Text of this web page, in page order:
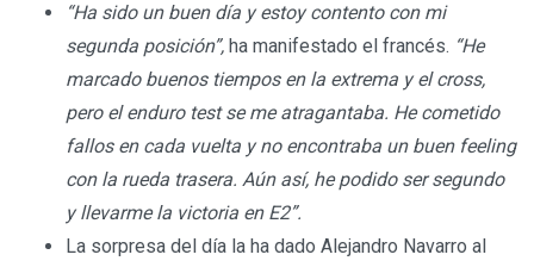
“Ha sido un buen día y estoy contento con mi
segunda posición”, ha manifestado el francés. “He
marcado buenos tiempos en la extrema y el cross,
pero el enduro test se me atragantaba. He cometido
fallos en cada vuelta y no encontraba un buen feeling
con la rueda trasera. Aún así, he podido ser segundo
y llevarme la victoria en E2”.
La sorpresa del día la ha dado Alejandro Navarro al